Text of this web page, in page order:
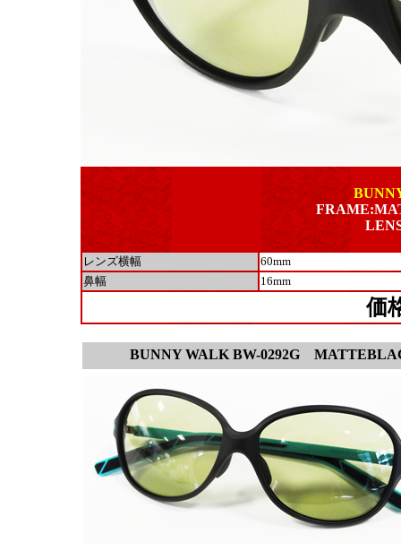
レンズ横幅
60mm
鼻幅
16mm
価
BUNNY WALK BW-0292G